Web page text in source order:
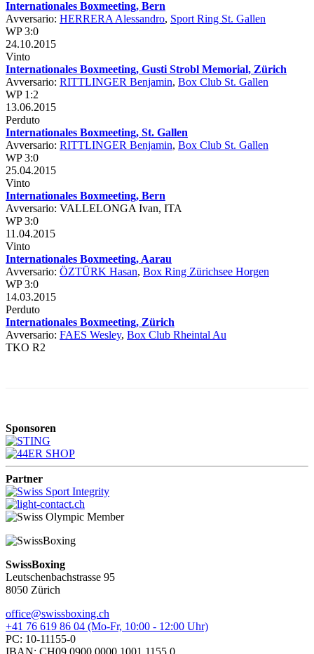
Internationales Boxmeeting, Bern
Avversario: HERRERA Alessandro, Sport Ring St. Gallen
WP 3:0
24.10.2015
Vinto
Internationales Boxmeeting, Gusti Strobl Memorial, Zürich
Avversario: RITTLINGER Benjamin, Box Club St. Gallen
WP 1:2
13.06.2015
Perduto
Internationales Boxmeeting, St. Gallen
Avversario: RITTLINGER Benjamin, Box Club St. Gallen
WP 3:0
25.04.2015
Vinto
Internationales Boxmeeting, Bern
Avversario: VALLELONGA Ivan, ITA
WP 3:0
11.04.2015
Vinto
Internationales Boxmeeting, Aarau
Avversario: ÖZTÜRK Hasan, Box Ring Zürichsee Horgen
WP 3:0
14.03.2015
Perduto
Internationales Boxmeeting, Zürich
Avversario: FAES Wesley, Box Club Rheintal Au
TKO R2
Sponsoren
Partner
SwissBoxing
Leutschenbachstrasse 95
8050 Zürich
office@swissboxing.ch
+41 76 619 86 04 (Mo-Fr, 10:00 - 12:00 Uhr)
PC: 10-11155-0
IBAN: CH09 0900 0000 1001 1155 0